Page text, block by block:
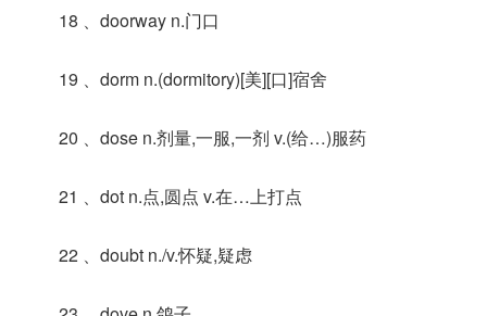
18 、doorway n.门口
19 、dorm n.(dormitory)[美][口]宿舍
20 、dose n.剂量,一服,一剂 v.(给…)服药
21 、dot n.点,圆点 v.在…上打点
22 、doubt n./v.怀疑,疑虑